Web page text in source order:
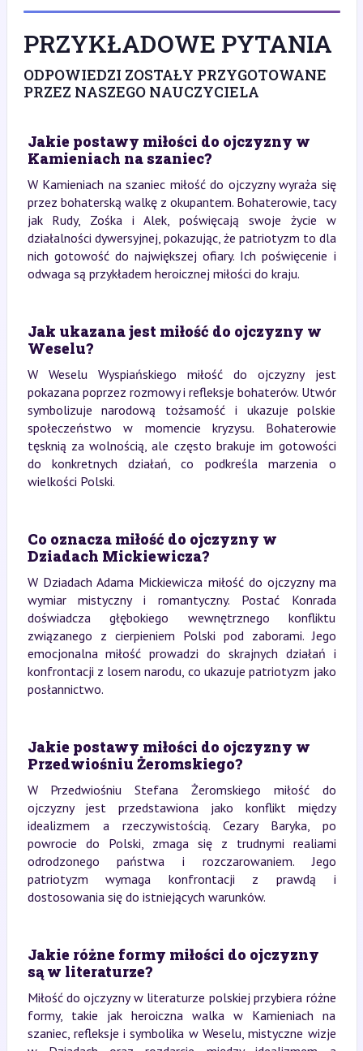
PRZYKŁADOWE PYTANIA
ODPOWIEDZI ZOSTAŁY PRZYGOTOWANE
PRZEZ NASZEGO NAUCZYCIELA
Jakie postawy miłości do ojczyzny w
Kamieniach na szaniec?
W Kamieniach na szaniec miłość do ojczyzny wyraża się
przez bohaterską walkę z okupantem. Bohaterowie, tacy
jak Rudy, Zośka i Alek, poświęcają swoje życie w
działalności dywersyjnej, pokazując, że patriotyzm to dla
nich gotowość do największej ofiary. Ich poświęcenie i
odwaga są przykładem heroicznej miłości do kraju.
Jak ukazana jest miłość do ojczyzny w
Weselu?
W Weselu Wyspiańskiego miłość do ojczyzny jest
pokazana poprzez rozmowy i refleksje bohaterów. Utwór
symbolizuje narodową tożsamość i ukazuje polskie
społeczeństwo w momencie kryzysu. Bohaterowie
tęsknią za wolnością, ale często brakuje im gotowości
do konkretnych działań, co podkreśla marzenia o
wielkości Polski.
Co oznacza miłość do ojczyzny w
Dziadach Mickiewicza?
W Dziadach Adama Mickiewicza miłość do ojczyzny ma
wymiar mistyczny i romantyczny. Postać Konrada
doświadcza głębokiego wewnętrznego konfliktu
związanego z cierpieniem Polski pod zaborami. Jego
emocjonalna miłość prowadzi do skrajnych działań i
konfrontacji z losem narodu, co ukazuje patriotyzm jako
posłannictwo.
Jakie postawy miłości do ojczyzny w
Przedwiośniu Żeromskiego?
W Przedwiośniu Stefana Żeromskiego miłość do
ojczyzny jest przedstawiona jako konflikt między
idealizmem a rzeczywistością. Cezary Baryka, po
powrocie do Polski, zmaga się z trudnymi realiami
odrodzonego państwa i rozczarowaniem. Jego
patriotyzm wymaga konfrontacji z prawdą i
dostosowania się do istniejących warunków.
Jakie różne formy miłości do ojczyzny
są w literaturze?
Miłość do ojczyzny w literaturze polskiej przybiera różne
formy, takie jak heroiczna walka w Kamieniach na
szaniec, refleksje i symbolika w Weselu, mistyczne wizje